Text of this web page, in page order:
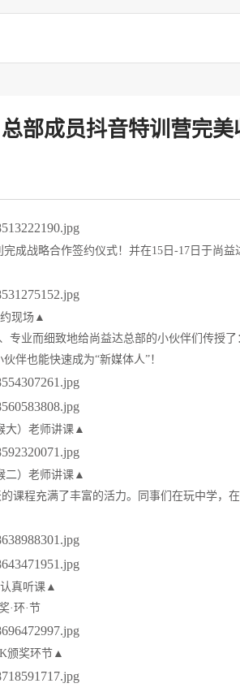
部成员抖音特训营完美
成战略合作签约仪式！并在15日-17日于尚
现场▲
业而细致地给尚益达总部的小伙伴们传授
伴也能快速成为“新媒体人”！
大）老师讲课▲
二）老师讲课▲
课程充满了丰富的活力。同事们在玩中学，
真听课▲
·环·节
颁奖环节▲